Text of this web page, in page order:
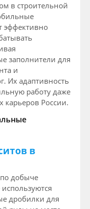
в строительной
эффективно
заполнители для
и
Их адаптивность
работу даже
карьеров России.
в
добыче
дробилки для